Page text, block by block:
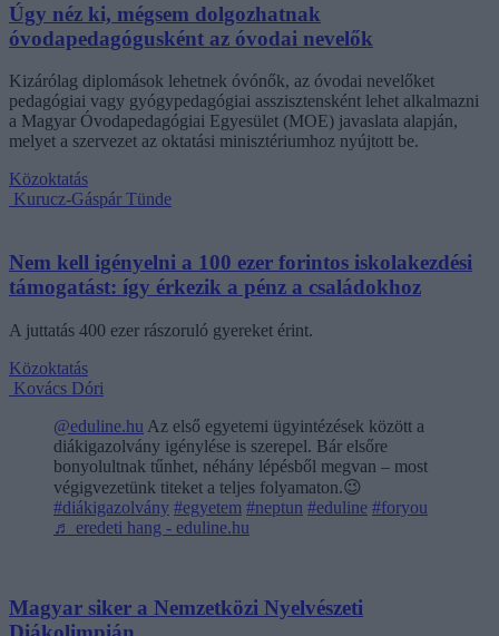
Úgy néz ki, mégsem dolgozhatnak
óvodapedagógusként az óvodai nevelők
Kizárólag diplomások lehetnek óvónők, az óvodai nevelőket
pedagógiai vagy gyógypedagógiai asszisztensként lehet alkalmazni
a Magyar Óvodapedagógiai Egyesület (MOE) javaslata alapján,
melyet a szervezet az oktatási minisztériumhoz nyújtott be.
Közoktatás
Kurucz-Gáspár Tünde
Nem kell igényelni a 100 ezer forintos iskolakezdési
támogatást: így érkezik a pénz a családokhoz
A juttatás 400 ezer rászoruló gyereket érint.
Közoktatás
Kovács Dóri
@eduline.hu Az első egyetemi ügyintézések között a
diákigazolvány igénylése is szerepel. Bár elsőre
bonyolultnak tűnhet, néhány lépésből megvan – most
végigvezetünk titeket a teljes folyamaton.😉
#diákigazolvány #egyetem #neptun #eduline #foryou
♬ eredeti hang - eduline.hu
Magyar siker a Nemzetközi Nyelvészeti